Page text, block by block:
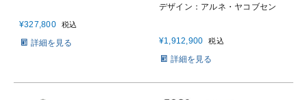
¥327,800 税込
詳細を見る
デザイン：アルネ・ヤコブセン
¥1,912,900 税込
詳細を見る